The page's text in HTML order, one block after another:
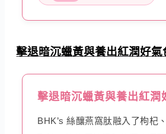
擊退暗沉蠟黃與養出紅潤好氣
擊退暗沉蠟黃與養出紅潤
BHK’s 絲釀燕窩肽融入了枸杞